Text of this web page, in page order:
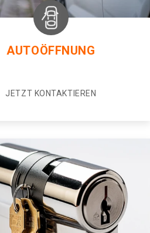
AUTOÖFFNUNG
JETZT KONTAKTIEREN